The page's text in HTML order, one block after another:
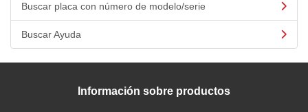
Buscar placa con número de modelo/serie
Buscar Ayuda
Información sobre productos